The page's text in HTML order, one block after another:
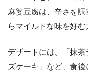
麻婆豆腐は、辛さを
らマイルドな味を好む
デザートには、「抹
ズケーキ」など、食